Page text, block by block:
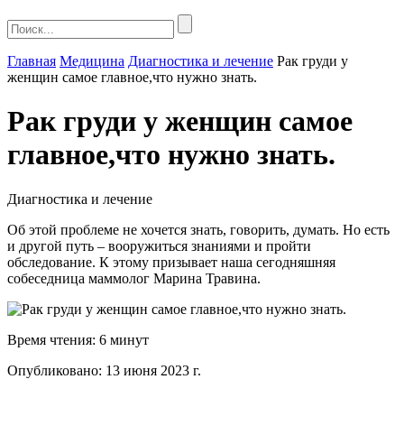
Главная Медицина Диагностика и лечение Рак груди у
женщин самое главное,что нужно знать.
Рак груди у женщин самое
главное,что нужно знать.
Диагностика и лечение
Об этой проблеме не хочется знать, говорить, думать. Но есть
и другой путь – вооружиться знаниями и пройти
обследование. К этому призывает наша сегодняшняя
собеседница маммолог Марина Травина.
Время чтения: 6 минут
Опубликовано: 13 июня 2023 г.